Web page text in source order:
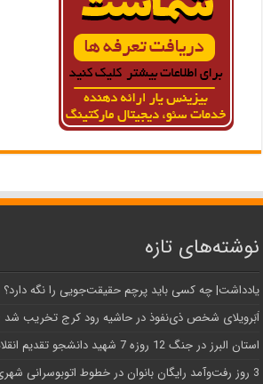
نوشته‌های تازه
یادداشت| ‌چه کسی باید پرچم حقیقت‌جویی را نگه دارد؟
اَبَر‌ویلای شخص ذی‌نفوذ در حاشیه‌ رود کرج تخریب شد
استان البرز در جنگ 12 روزه 7 شهید دانشجو تقدیم انقلاب کرد
3 روز رفت‌وآمد رایگان بانوان در خطوط اتوبوسرانی شهری کرج